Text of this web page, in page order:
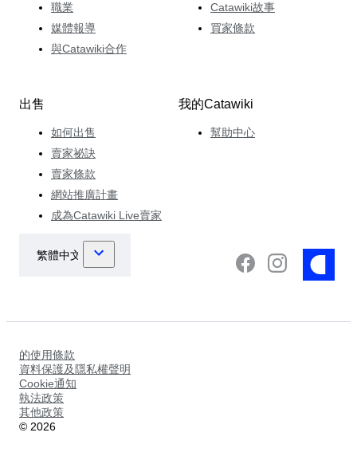
職業
媒體報導
與Catawiki合作
Catawiki故事
買家條款
出售
如何出售
賣家祕訣
賣家條款
網站推廣計畫
成為Catawiki Live賣家
我的Catawiki
幫助中心
的使用條款
資料保護及隱私權聲明
Cookie通知
執法政策
其他政策
© 2026